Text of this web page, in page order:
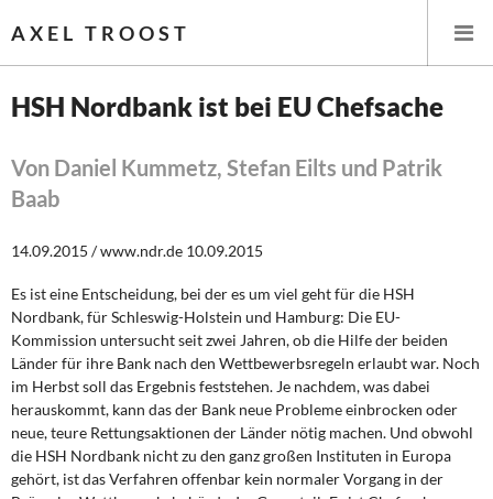
AXEL TROOST
Themen
Leitlinien linker Wirtschafts- und Finanzpolitik
Wirtschaftspolitik
Steuer- und Finanzpolitik
Öffentliche Infrastruktur und Daseinsvorsorge
Eurokrise und Griechenland
HSH Nordbank ist bei EU Chefsache
Von Daniel Kummetz, Stefan Eilts und Patrik
Baab
14.09.2015 / www.ndr.de 10.09.2015
Es ist eine Entscheidung, bei der es um viel geht für die HSH
Nordbank, für Schleswig-Holstein und Hamburg: Die EU-
Kommission untersucht seit zwei Jahren, ob die Hilfe der beiden
Länder für ihre Bank nach den Wettbewerbsregeln erlaubt war. Noch
im Herbst soll das Ergebnis feststehen. Je nachdem, was dabei
herauskommt, kann das der Bank neue Probleme einbrocken oder
neue, teure Rettungsaktionen der Länder nötig machen. Und obwohl
die HSH Nordbank nicht zu den ganz großen Instituten in Europa
gehört, ist das Verfahren offenbar kein normaler Vorgang in der